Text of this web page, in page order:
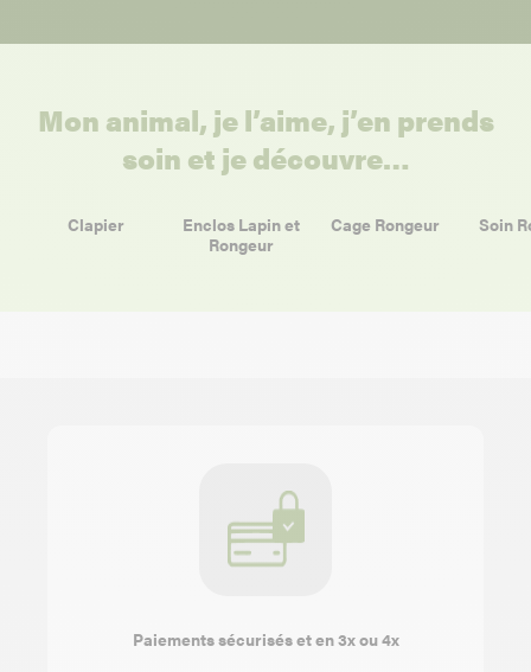
Mon animal, je l’aime, j’en prends
soin et je découvre…
Clapier
Enclos Lapin et
Rongeur
Cage Rongeur Soin
Paiements sécurisés et en 3x ou 4x